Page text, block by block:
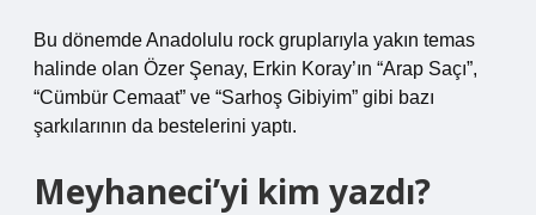
Bu dönemde Anadolulu rock gruplarıyla yakın temas
halinde olan Özer Şenay, Erkin Koray’ın “Arap Saçı”,
“Cümbür Cemaat” ve “Sarhoş Gibiyim” gibi bazı
şarkılarının da bestelerini yaptı.
Meyhaneci’yi kim yazdı?